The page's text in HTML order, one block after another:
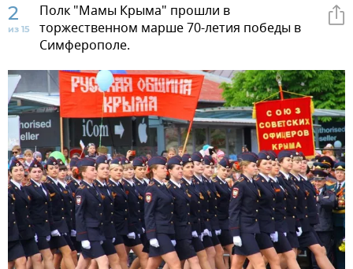
2
из 15
Полк "Мамы Крыма" прошли в
торжественном марше 70-летия победы в
Симферополе.